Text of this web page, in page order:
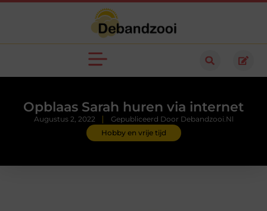
Opblaas Sarah huren via internet
Hobby en vrije tijd
Augustus 2, 2022 Gepubliceerd Door Debandzooi.nl